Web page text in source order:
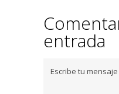
entrada